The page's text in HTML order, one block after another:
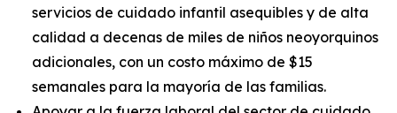
servicios de cuidado infantil asequibles y de alta
calidad a decenas de miles de niños neoyorquinos
adicionales, con un costo máximo de $15
semanales para la mayoría de las familias.